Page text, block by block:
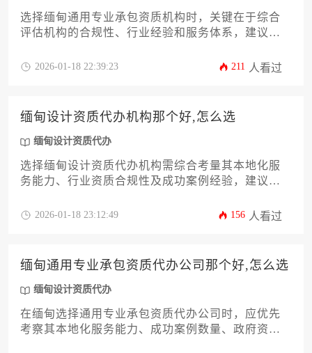
选择缅甸通用专业承包资质机构时，关键在于综合
评估机构的合规性、行业经验和服务体系，建议通
地化服务能力等维度进行筛选。对于需要快速落地
2026-01-18 22:39:23 211 人看过
缅甸设计资质代办机构那个好,怎么选
缅甸设计资质代办
选择缅甸设计资质代办机构需综合考量其本地化服
务能力、行业资质合规性及成功案例经验，建议通
合的合作伙伴。
2026-01-18 23:12:49 156 人看过
缅甸通用专业承包资质代办公司那个好,怎么选
缅甸设计资质代办
在缅甸选择通用专业承包资质代办公司时，应优先
考察其本地化服务能力、成功案例数量、政府资源